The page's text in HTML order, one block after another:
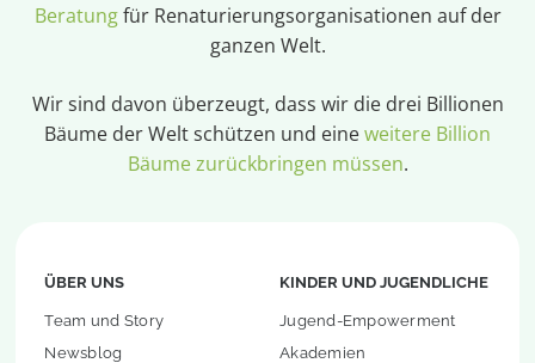
Beratungfür Renaturierungsorganisationen auf der
ganzen Welt.
Wir sind davon überzeugt, dass wir die drei Billionen
Bäume der Welt schützen und eineweitere Billion
Bäume zurückbringen müssen.
ÜBER UNS
Team und Story
Newsblog
KINDER UND JUGENDLICHE
Jugend-Empowerment
Akademien